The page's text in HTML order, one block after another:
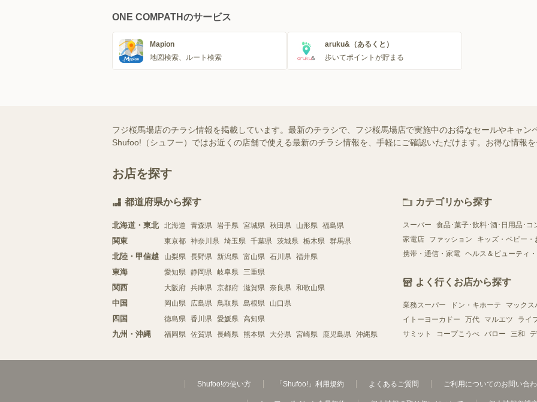
ONE COMPATHのサービス
Mapion
地図検索、ルート検索
aruku&（あるくと）
歩いてポイントが貯まる
フジ桜馬場店のチラシ情報を掲載しています。最新のチラシで、フジ桜馬場店で実施中のお得なセールやキャン
Shufoo!（シュフー）ではお近くの店舗で使える最新のチラシ情報を、手軽にご確認いただけます。お得な情報を
お店を探す
都道府県から探す
北海道・東北 北海道 青森県 岩手県 宮城県 秋田県 山形県 福島県
関東 東京都 神奈川県 埼玉県 千葉県 茨城県 栃木県 群馬県
北陸・甲信越 山梨県 長野県 新潟県 富山県 石川県 福井県
東海 愛知県 静岡県 岐阜県 三重県
関西 大阪府 兵庫県 京都府 滋賀県 奈良県 和歌山県
中国 岡山県 広島県 鳥取県 島根県 山口県
四国 徳島県 香川県 愛媛県 高知県
九州・沖縄 福岡県 佐賀県 長崎県 熊本県 大分県 宮崎県 鹿児島県 沖縄県
カテゴリから探す
スーパー 食品･菓子･飲料･酒･日用品･コ
家電店
ファッション キッズ・ベビー・
携帯・通信・家電 ヘルス＆ビューティ
よく行くお店から探す
業務スーパー ドン・キホーテ マックス
イトーヨーカドー
万代 マルエツ ライ
サミット
コープこうべ バロー 三和
Shufoo!の使い方 「Shufoo!」利用規約 よくあるご質問 ご利用についてのお問い合